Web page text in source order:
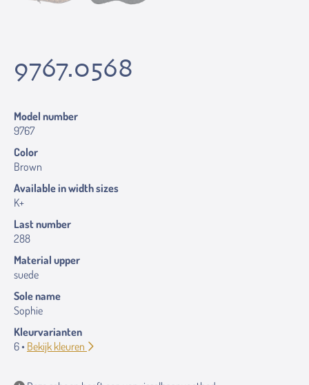
9767.0568
Model number
9767
Color
Brown
Available in width sizes
K+
Last number
288
Material upper
suede
Sole name
Sophie
Kleurvarianten
6 • Bekijk kleuren